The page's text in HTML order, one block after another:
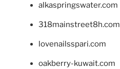
alkaspringswater.com
318mainstreet8h.com
lovenailsspari.com
oakberry-kuwait.com